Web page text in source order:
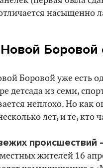
насыщенно
Боровой
Боровой уже есть
детсада из семи,
неплохо. Но
лет, и те, кто
жителей 16